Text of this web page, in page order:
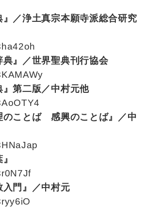
』／浄土真宗本願寺派総合研究
典』／世界聖典刊行協会
』第二版／中村元他
のことば 感興のことば』／中
入門』／中村元